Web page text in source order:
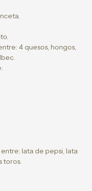
4 quesos, hongos,
lata de pepsi, lata
toros.